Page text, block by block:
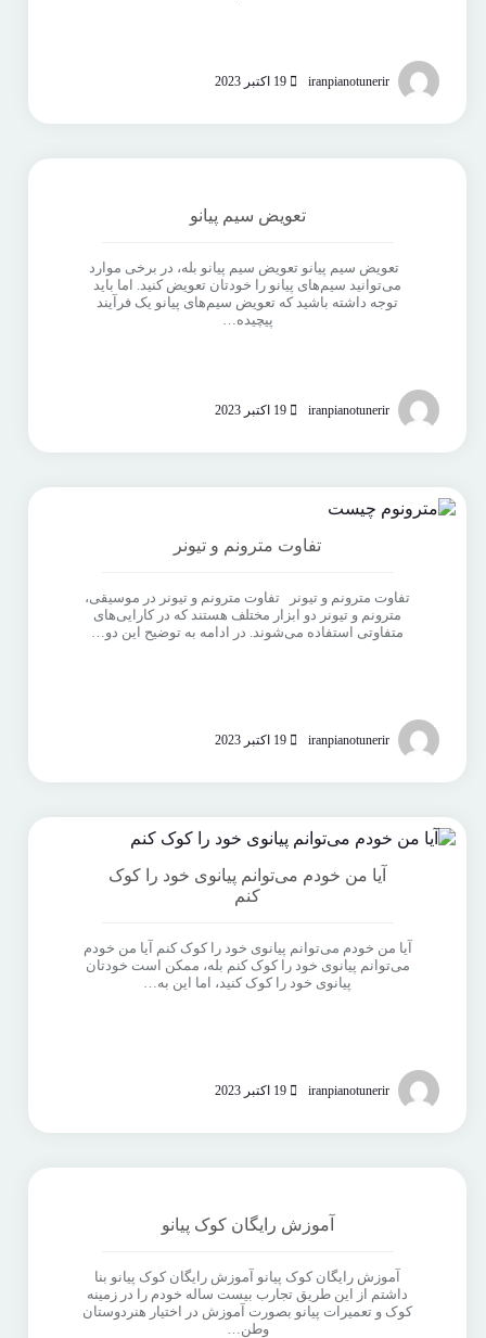
iranpianotunerir
تعویض سیم پیانو
تعویض سیم پیانو تعویض سیم پیانو بله، در برخی موارد
می‌توانید سیم‌های پیانو را خودتان تعویض کنید. اما باید
توجه داشته باشید که تعویض سیم‌های پیانو یک فرآیند
پیچیده…
iranpianotunerir
تفاوت مترونم و تیونر
تفاوت مترونم و تیونر تفاوت مترونم و تیونر در موسیقی،
مترونم و تیونر دو ابزار مختلف هستند که در کارایی‌های
متفاوتی استفاده می‌شوند. در ادامه به توضیح این دو…
iranpianotunerir
آیا من خودم می‌توانم پیانوی خود را کوک
کنم
آیا من خودم می‌توانم پیانوی خود را کوک کنم آیا من خودم
می‌توانم پیانوی خود را کوک کنم بله، ممکن است خودتان
پیانوی خود را کوک کنید، اما این به…
iranpianotunerir
آموزش رایگان کوک پیانو
آموزش رایگان کوک پیانو آموزش رایگان کوک پیانو بنا
داشتم از این طریق تجارب بیست ساله خودم را در زمینه
کوک و تعمیرات پیانو بصورت آموزش در اختیار هنردوستان
وطن…